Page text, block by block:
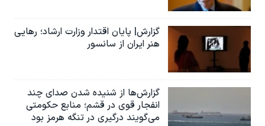
گزارش| پایان اقتدار وزارت ارشاد؛ رهایی
هنر ایران از سانسور
گزارش‌ها از شنیده شدن صدای چند
انفجار قوی در قشم؛ منابع حکومتی
می‌گویند درگیری در تنگه هرمز بود